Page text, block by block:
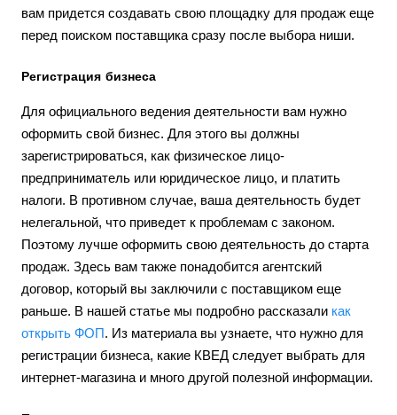
вам придется создавать свою площадку для продаж еще
перед поиском поставщика сразу после выбора ниши.
Регистрация бизнеса
Для официального ведения деятельности вам нужно
оформить свой бизнес. Для этого вы должны
зарегистрироваться, как физическое лицо-
предприниматель или юридическое лицо, и платить
налоги. В противном случае, ваша деятельность будет
нелегальной, что приведет к проблемам с законом.
Поэтому лучше оформить свою деятельность до старта
продаж. Здесь вам также понадобится агентский
договор, который вы заключили с поставщиком еще
раньше. В нашей статье мы подробно рассказали как
открыть ФОП. Из материала вы узнаете, что нужно для
регистрации бизнеса, какие КВЕД следует выбрать для
интернет-магазина и много другой полезной информации.